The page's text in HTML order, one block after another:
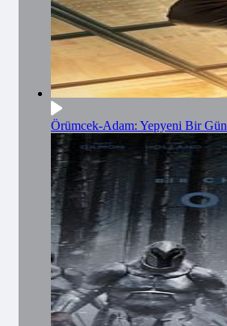
Örümcek-Adam: Yepyeni Bir Gün